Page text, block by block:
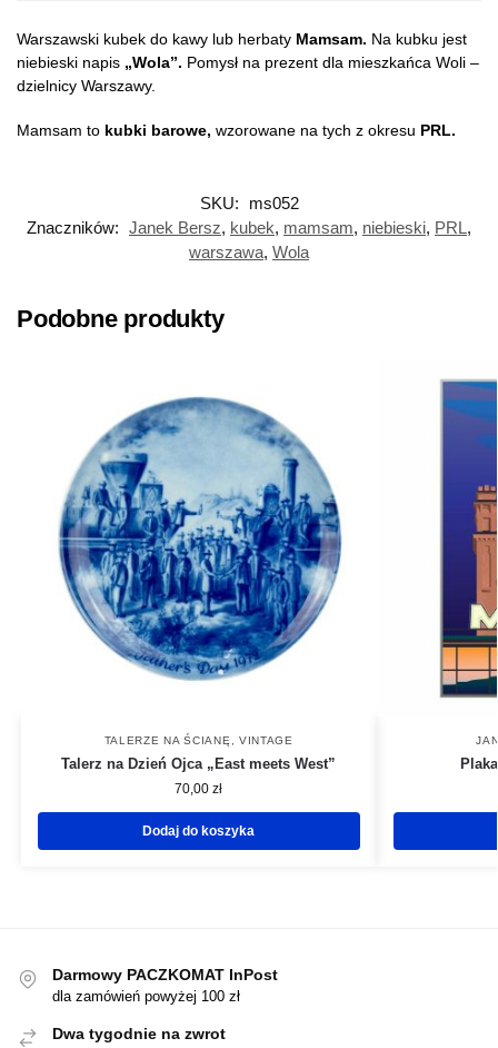
Warszawski kubek do kawy lub herbaty Mamsam. Na kubku jest
niebieski napis „Wola”. Pomysł na prezent dla mieszkańca Woli –
dzielnicy Warszawy.
Mamsam to kubki barowe, wzorowane na tych z okresu PRL.
SKU:
ms052
Znaczników: Janek Bersz, kubek, mamsam, niebieski, PRL,
warszawa, Wola
Podobne produkty
TALERZE NA ŚCIANĘ VINTAGE
Talerz na Dzień Ojca „East meets West”
70,00zł
Dodaj do koszyka
Darmowy PACZKOMAT InPost
dla zamówień powyżej 100 zł
Dwa tygodnie na zwrot